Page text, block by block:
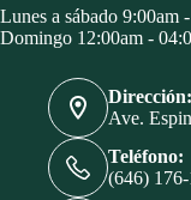
Lunes a sábado 9:00am
Domingo 12:00am -
Dirección:
Ave.
Teléfono:
(646)